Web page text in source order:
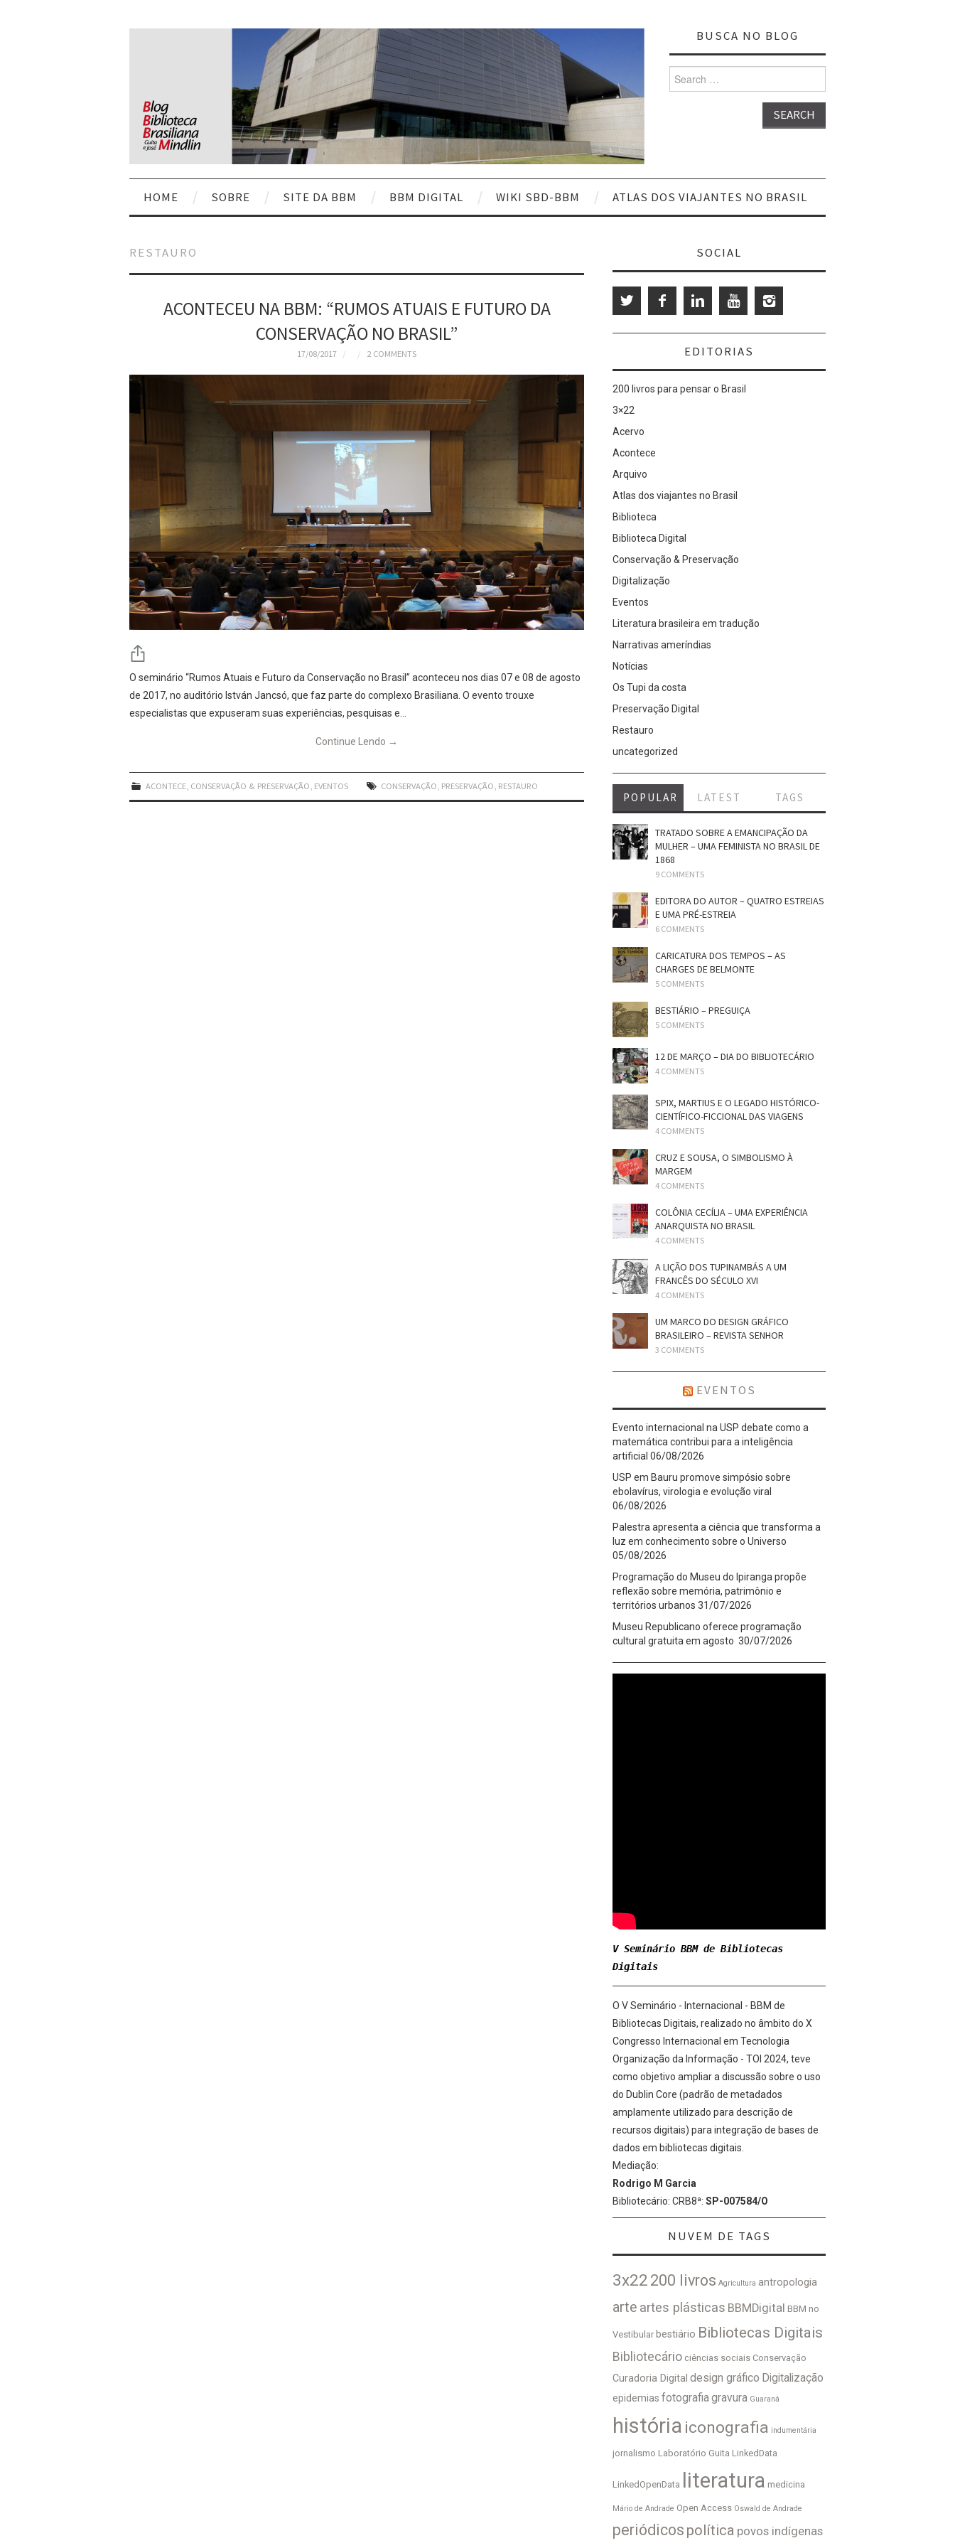
BUSCA NO BLOG
for:
HOME SOBRE SITE DA BBM BBM DIGITAL WIKI SBD-BBM ATLAS DOS VIAJANTES NO BRASIL
RESTAURO
ACONTECEU NA BBM: “RUMOS ATUAIS E FUTURO DA
CONSERVAÇÃO NO BRASIL”
17/08/2017 2 COMMENTS
O seminário “Rumos Atuais e Futuro da Conservação no Brasil” aconteceu nos dias 07 e 08 de agosto
de 2017, no auditório István Jancsó, que faz parte do complexo Brasiliana. O evento trouxe
especialistas que expuseram suas experiências, pesquisas e…
Continue Lendo →
ACONTECE, CONSERVAÇÃO & PRESERVAÇÃO, EVENTOS CONSERVAÇÃO, PRESERVAÇÃO, RESTAURO
SOCIAL
EDITORIAS
200 livros para pensar o Brasil
3×22
Acervo
Acontece
Arquivo
Atlas dos viajantes no Brasil
Biblioteca
Biblioteca Digital
Conservação & Preservação
Digitalização
Eventos
Literatura brasileira em tradução
Narrativas ameríndias
Notícias
Os Tupi da costa
Preservação Digital
Restauro
uncategorized
POPULAR LATEST TAGS
TRATADO SOBRE A EMANCIPAÇÃO DA
MULHER – UMA FEMINISTA NO BRASIL DE
1868
9 COMMENTS
EDITORA DO AUTOR – QUATRO ESTREIAS
E UMA PRÉ-ESTREIA
6 COMMENTS
CARICATURA DOS TEMPOS – AS
CHARGES DE BELMONTE
5 COMMENTS
BESTIÁRIO – PREGUIÇA
5 COMMENTS
12 DE MARÇO – DIA DO BIBLIOTECÁRIO
4 COMMENTS
SPIX, MARTIUS E O LEGADO HISTÓRICO-
CIENTÍFICO-FICCIONAL DAS VIAGENS
4 COMMENTS
CRUZ E SOUSA, O SIMBOLISMO À
MARGEM
4 COMMENTS
COLÔNIA CECÍLIA – UMA EXPERIÊNCIA
ANARQUISTA NO BRASIL
4 COMMENTS
A LIÇÃO DOS TUPINAMBÁS A UM
FRANCÊS DO SÉCULO XVI
4 COMMENTS
UM MARCO DO DESIGN GRÁFICO
BRASILEIRO – REVISTA SENHOR
3 COMMENTS
EVENTOS
Evento internacional na USP debate como a
matemática contribui para a inteligência
artificial 06/08/2026
USP em Bauru promove simpósio sobre
ebolavírus, virologia e evolução viral
06/08/2026
Palestra apresenta a ciência que transforma a
luz em conhecimento sobre o Universo
05/08/2026
Programação do Museu do Ipiranga propõe
reflexão sobre memória, patrimônio e
territórios urbanos 31/07/2026
Museu Republicano oferece programação
cultural gratuita em agosto 30/07/2026
V Seminário BBM de Bibliotecas
Digitais
O V Seminário - Internacional - BBM de
Bibliotecas Digitais, realizado no âmbito do X
Congresso Internacional em Tecnologia
Organização da Informação - TOI 2024, teve
como objetivo ampliar a discussão sobre o uso
do Dublin Core (padrão de metadados
amplamente utilizado para descrição de
recursos digitais) para integração de bases de
dados em bibliotecas digitais.
Mediação:
Rodrigo M Garcia
Bibliotecário: CRB8ª: SP-007584/O
NUVEM DE TAGS
3x22 200 livros Agricultura antropologia
arte artes plásticas BBMDigital BBM no
Vestibular bestiário Bibliotecas Digitais
Bibliotecário ciências sociais Conservação
Curadoria Digital design gráfico Digitalização
epidemias fotografiagravura Guaraná
história iconografia indumentária
jornalismo Laboratório Guita LinkedData
LinkedOpenData literatura medicina
Mário de Andrade Open Access Oswald de Andrade
periódicos política povos indígenas